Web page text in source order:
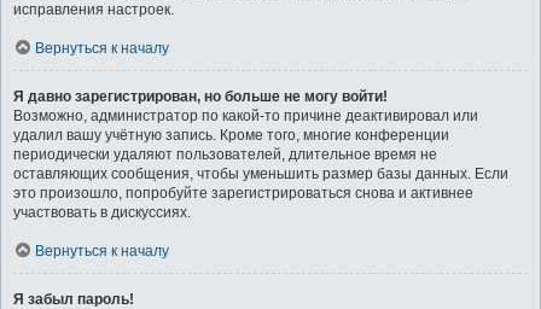
исправления настроек.
Вернуться к началу
Я давно зарегистрирован, но больше не могу войти!
Возможно, администратор по какой-то причине деактивировал или
удалил вашу учётную запись. Кроме того, многие конференции
периодически удаляют пользователей, длительное время не
оставляющих сообщения, чтобы уменьшить размер базы данных. Если
это произошло, попробуйте зарегистрироваться снова и активнее
участвовать в дискуссиях.
Вернуться к началу
Я забыл пароль!